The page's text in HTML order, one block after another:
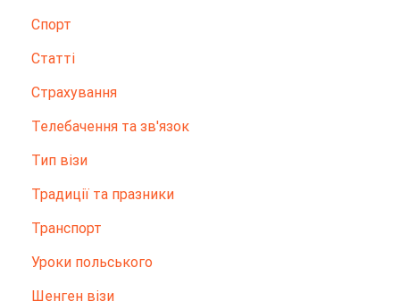
Спорт
Статті
Страхування
Телебачення та зв'язок
Тип візи
Традиції та празники
Транспорт
Уроки польського
Шенген візи